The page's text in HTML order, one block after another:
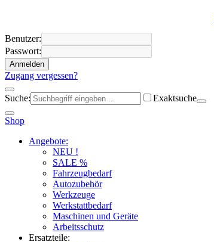
Benutzer:
Passwort:
Anmelden
Zugang vergessen?
Suche: Exaktsuche
Shop
Angebote:
NEU !
SALE %
Fahrzeugbedarf
Autozubehör
Werkzeuge
Werkstattbedarf
Maschinen und Geräte
Arbeitsschutz
Ersatzteile: